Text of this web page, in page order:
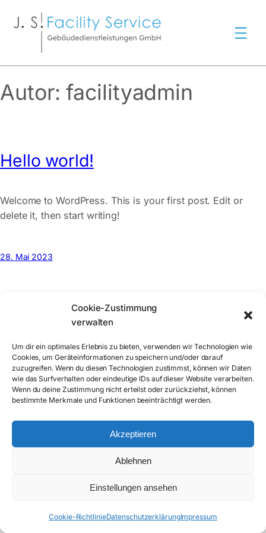
Cookie-Zustimmung
verwalten
Um dir ein optimales Erlebnis zu bieten, verwenden wir Technologien wie
Cookies, um Geräteinformationen zu speichern und/oder darauf
zuzugreifen. Wenn du diesen Technologien zustimmst, können wir Daten
wie das Surfverhalten oder eindeutige IDs auf dieser Website verarbeiten.
Wenn du deine Zustimmung nicht erteilst oder zurückziehst, können
bestimmte Merkmale und Funktionen beeinträchtigt werden.
Akzeptieren
Ablehnen
Einstellungen ansehen
Cookie-RichtlinieDatenschutzerklärungImpressum
Inhalt
Autor:facilityadmin
Hello world!
Welcome to WordPress. This is your first post. Edit or
delete it, then start writing!
28. Mai 2023
ANRUFEN ANFRAGEFORMULAR E-MAIL